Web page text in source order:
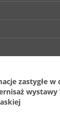
zastygłe w
wystawy